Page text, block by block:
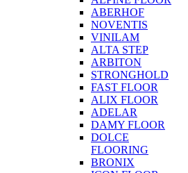
ABERHOF
NOVENTIS
VINILAM
ALTA STEP
ARBITON
STRONGHOLD
FAST FLOOR
ALIX FLOOR
ADELAR
DAMY FLOOR
DOLCE
FLOORING
BRONIX